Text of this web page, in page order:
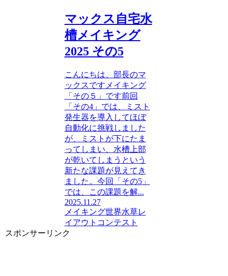
マックス自宅水
槽メイキング
2025 その5
こんにちは、部長のマ
ックスですメイキング
「その５」です前回
「その4」では、ミスト
発生器を導入してほぼ
自動化に挑戦しました
が、ミストが下にたま
ってしまい、水槽上部
が乾いてしまうという
新たな課題が見えてき
ました。今回「その5」
では、この課題を解...
2025.11.27
メイキング世界水草レ
イアウトコンテスト
スポンサーリンク